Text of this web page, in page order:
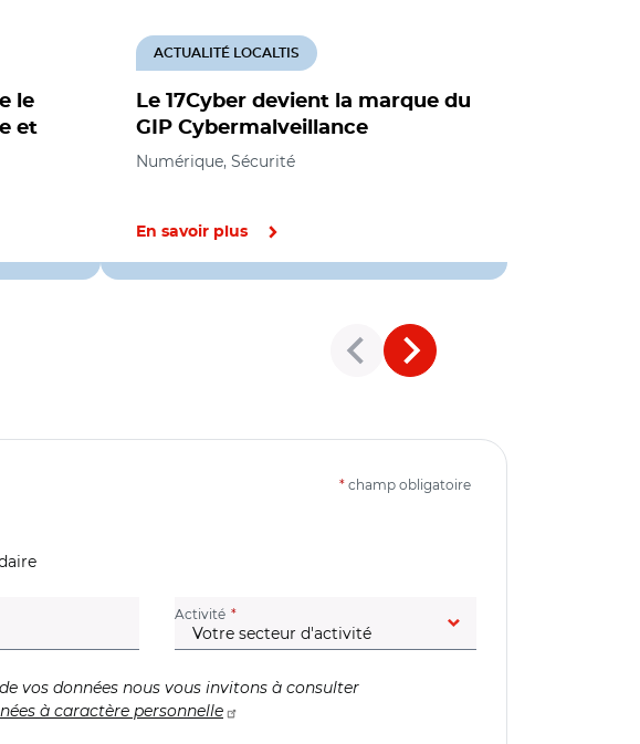
le
et
Le 17Cyber devient la marque du
GIP Cybermalveillance
ACTUALITÉ LOCALTIS
Numérique, Sécurité
En savoir plus
* champ obligatoire
Activité (champ obligatoire)
vos données nous vous invitons à consulter
à caractère personnelle